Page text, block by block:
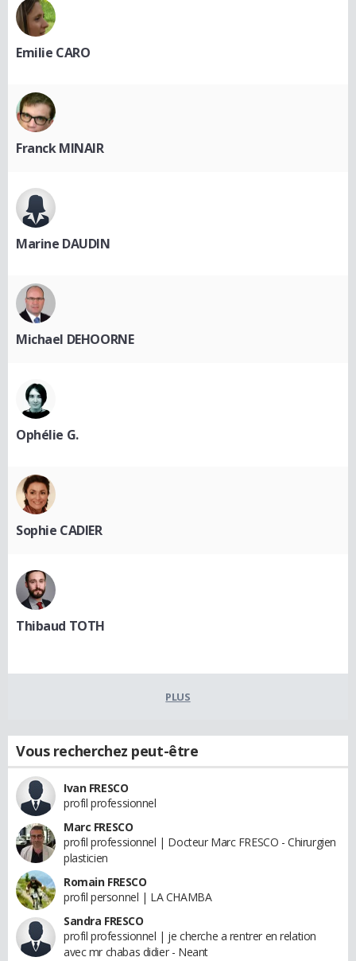
Emilie CARO
Franck MINAIR
Marine DAUDIN
Michael DEHOORNE
Ophélie G.
Sophie CADIER
Thibaud TOTH
PLUS
Vous recherchez peut-être
Ivan FRESCO
profil professionnel
Marc FRESCO
profil professionnel | Docteur Marc FRESCO - Chirurgien
plasticien
Romain FRESCO
profil personnel | LA CHAMBA
Sandra FRESCO
profil professionnel | je cherche a rentrer en relation
avec mr chabas didier - Neant